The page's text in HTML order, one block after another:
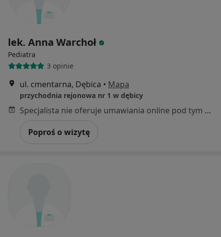
lek. Anna Warchoł
Pediatra
3 opinie
ul. cmentarna, Dębica • Mapa
przychodnia rejonowa nr 1 w dębicy
Specjalista nie oferuje umawiania online pod tym adresem.
Poproś o wizytę